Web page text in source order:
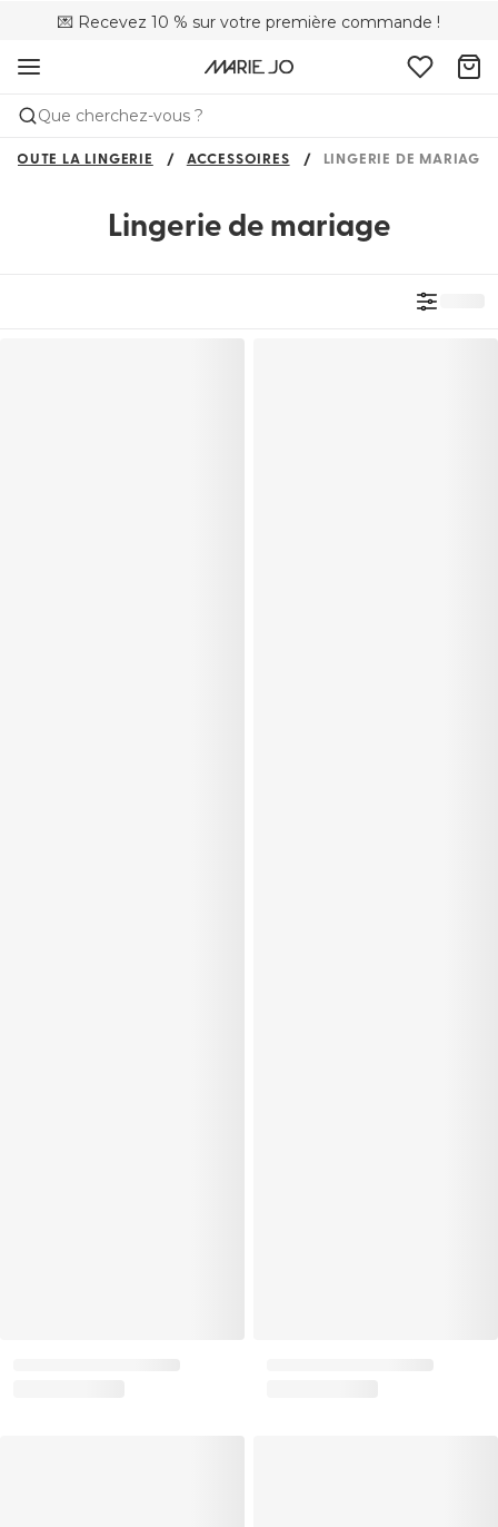
💌 Recevez 10 % sur votre première commande !
🚚 Livraison gratuite à partir de 90 €
🌍 Vendu dans 353 boutiques au Belux
Que cherchez-vous ?
TOUTE LA LINGERIE ACCESSOIRES LINGERIE DE MARIAGE
Lingerie de mariage